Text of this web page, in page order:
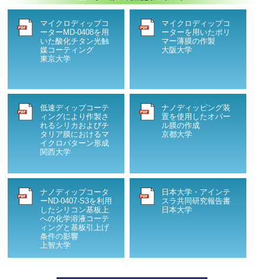
マイクロディップコ
ーターMD-0408を用
いた酸化チタン光触
媒コーティング
東京大学
マイクロディップコ
ーターを用いたポリ
マー薄膜の作製
大阪大学
低速ディップコーテ
ィングにより作製さ
れるシリカおよびチ
タリア膜におけるマ
イクロパターン形成
関西大学
ナノディッピング装
置を使用したオパー
ル膜の作成
京都大学
ナノディップコータ
ーND-0407-S3を利用
したシリコン基板上
への化学溶液コーテ
ィングと基板引上げ
条件の影響
上智大学
日本大学・アインテ
スラ共同研究報告書
日本大学